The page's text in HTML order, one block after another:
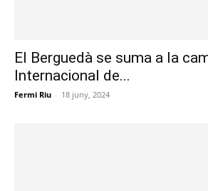
El Berguedà se suma a la
Internacional de...
Fermi Riu - 18 juny, 2024